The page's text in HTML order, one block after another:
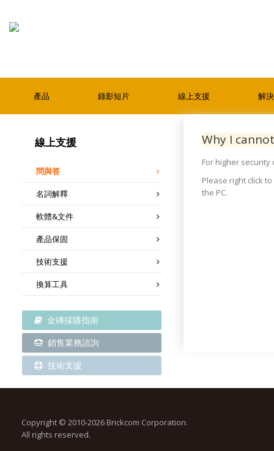
產品 錄影短片 線上支援 解
線上支援
問與答
名詞解釋
軟體&文件
產品保固
技術支援
換算工具
金磚採購指南
銷售業務諮詢
技術支援
Why I
For higher
Please right click
the PC.
Copyright © 2010-2026 Brickcom Corporation.
All rights reserved.